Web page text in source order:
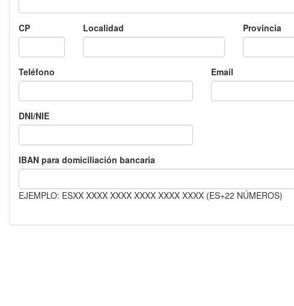
CP Localidad Provincia
Teléfono Email
DNI/NIE
IBAN para domiciliación bancaria
EJEMPLO: ESXX XXXX XXXX XXXX XXXX XXXX (ES+22 NÚMEROS)